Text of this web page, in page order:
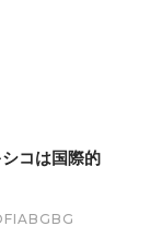
コは国際的